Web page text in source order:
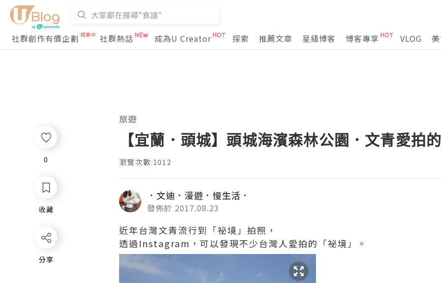
社群創作有價企劃 社群熱話 成為U Creator 探索 推薦文章 星級博客 博客專享 VLOG
0
收藏
分享
旅遊
【宜蘭．頭城】頭城海濱森林公園．文青愛拍
瀏覽次數:1012
．文迪．漫遊．慢生活．
發佈於 2017.08.23
近年台灣文青流行到「祕境」拍照，
透過Instagram，可以發現不少台灣人愛拍的「祕境」。
0
收藏
分享